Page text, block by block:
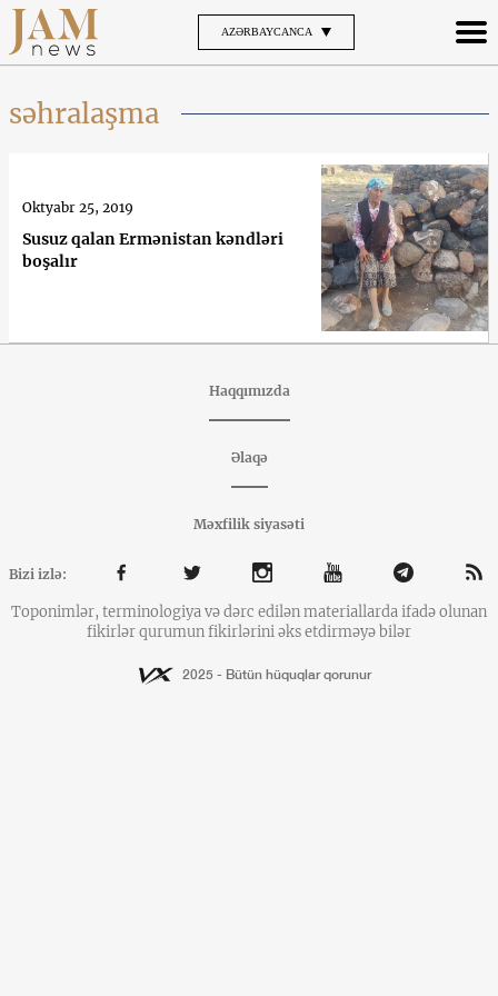
AZƏRBAYCANCA
səhralaşma
Susuz qalan Ermənistan kəndləri
boşalır
Oktyabr 25, 2019
Haqqımızda
Əlaqə
Məxfilik siyasəti
Bizi izlə:
Toponimlər, terminologiya və dərc edilən materiallarda ifadə olunan
fikirlər qurumun fikirlərini əks etdirməyə bilər
2025 - Bütün hüquqlar qorunur